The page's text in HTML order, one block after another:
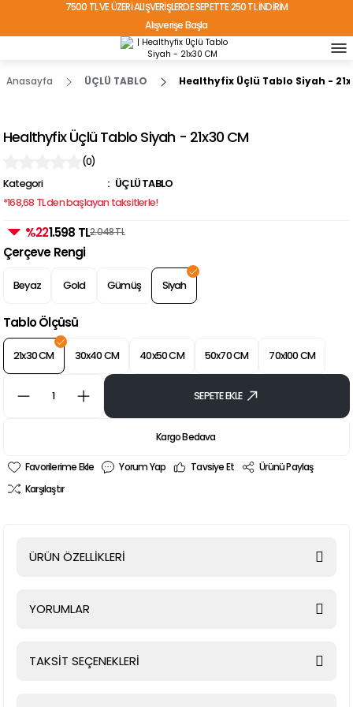
7500 TL VE ÜZERİ ALIŞVERİŞLERDE SEPETTE 250 TL İNDİRİM
Alışverişe Başla
TÜRKİYE'NİN HER YERİNE ÜCRETSİZ KARGO!
Anasayfa ÜÇLÜ TABLO Healthyfix Üçlü Tablo Siyah -
Healthyfix Üçlü Tablo Siyah - 21x30 CM
(0)
Kategori
ÜÇLÜ TABLO
*168,68 TL den başlayan taksitlerle!
%221.598 TL2.048 TL
Çerçeve Rengi
Beyaz Gold Gümüş Siyah
Tablo Ölçüsü
21x30 CM 30x40 CM 40x50 CM 50x70 CM 70x100 CM
SEPETE EKLE
Kargo Bedava
Yorum Yap Tavsiye Et
Ürünü Paylaş
Karşılaştır
ÜRÜN ÖZELLİKLERİ
YORUMLAR
TAKSİT SEÇENEKLERİ